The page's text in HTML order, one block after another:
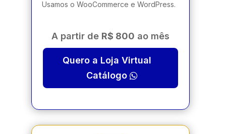
Usamos o WooCommerce e WordPress.
A partir de R$ 800 ao mês
Quero a Loja Virtual
Catálogo